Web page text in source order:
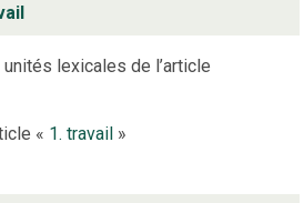
lexicales de l’article
« 1. travail »